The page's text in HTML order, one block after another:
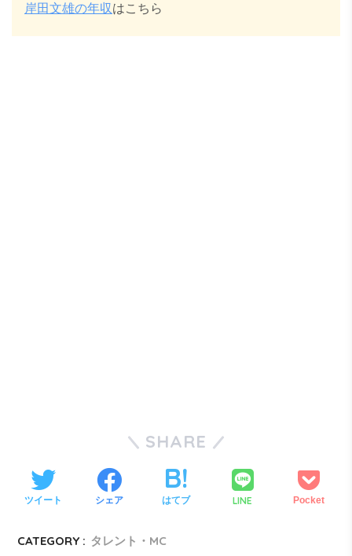
岸田文雄の年収はこちら
SHARE
ツイート シェア はてブ LINE Pocket
CATEGORY : タレント・MC